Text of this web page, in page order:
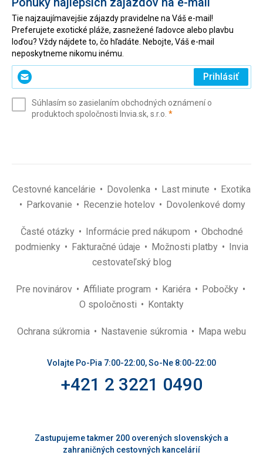
Tie najzaujímavejšie zájazdy pravidelne na Váš e-mail!
Preferujete exotické pláže, zasnežené ľadovce alebo plavbu
loďou? Vždy nájdete to, čo hľadáte. Nebojte, Váš e-mail
neposkytneme nikomu inému.
Zadajte
svoj
(povinné)
Prihlásiť
Súhlasím so zasielaním obchodných oznámení o
produktoch spoločnosti Invia.sk, s.r.o. *(povinné)
Cestovné kancelárie Dovolenka Last minute
Exotika
Parkovanie
Recenzie hotelov Dovolenkové domy
Časté otázky Informácie pred nákupom
Obchodné
podmienky
Fakturačné údaje Možnosti platby
Invia
cestovateľský blog
Pre novinárov Affiliate program Kariéra
Pobočky
O spoločnosti
Kontakty
Ochrana súkromia Nastavenie súkromia Mapa webu
Volajte Po-Pia 7:00-22:00, So-Ne 8:00-22:00
+421 2 3221 0490
Zastupujeme takmer 200 overených slovenských a
zahraničných cestovných kancelárií